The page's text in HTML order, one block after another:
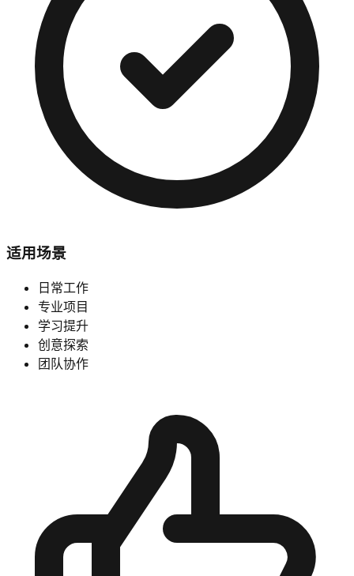
适用场景
日常工作
专业项目
学习提升
创意探索
团队协作